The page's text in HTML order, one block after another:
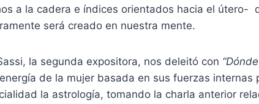
a la cadera e índices orientados hacia el útero-
será creado en nuestra mente.
la segunda expositora, nos deleitó con
de la mujer basada en sus fuerzas internas
la astrología, tomando la charla anterior